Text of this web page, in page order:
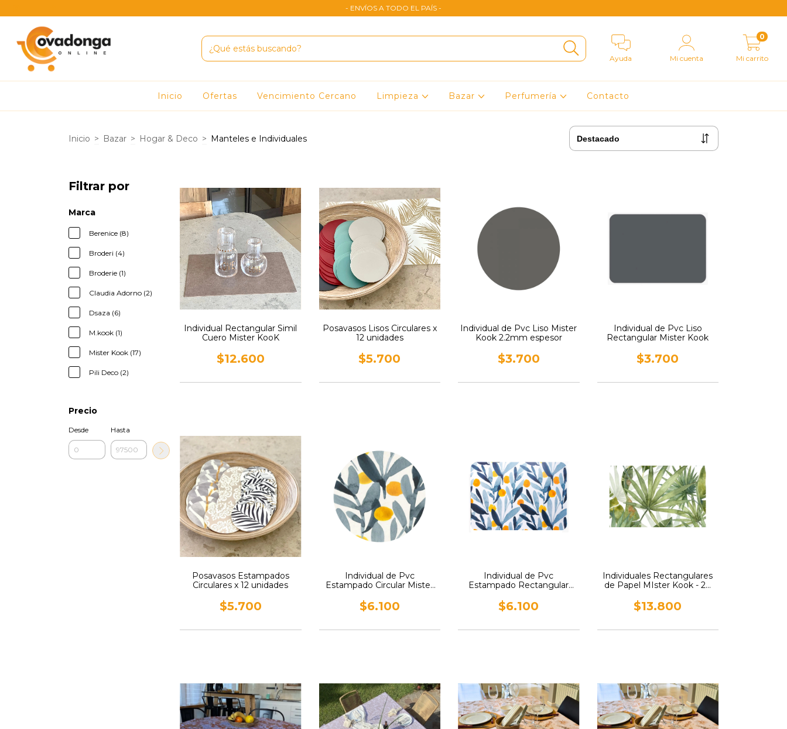
- ENVÍOS A TODO EL PAÍS -
Ayuda Mi cuenta Mi carrito
0
Inicio Ofertas Vencimiento Cercano Limpieza Bazar Perfumería Contacto
Inicio > Bazar > Hogar & Deco > Manteles e Individuales
Filtrar por
Marca
Berenice (8)
Broderi (4)
Broderie (1)
Claudia Adorno (2)
Dsaza (6)
M.kook (1)
Mister Kook (17)
Pili Deco (2)
Precio
Desde Hasta
Individual Rectangular Simil
Cuero Mister KooK
$12.600
Posavasos Lisos Circulares x
12 unidades
$5.700
Individual de Pvc Liso Mister
Kook 2.2mm espesor
$3.700
Individual de Pvc Liso
Rectangular Mister Kook
$3.700
Posavasos Estampados
Circulares x 12 unidades
$5.700
Individual de Pvc
Estampado Circular Mister
$6.100
Individual de Pvc
Estampado Rectangular
$6.100
Individuales Rectangulares
de Papel MIster Kook - 24
$13.800